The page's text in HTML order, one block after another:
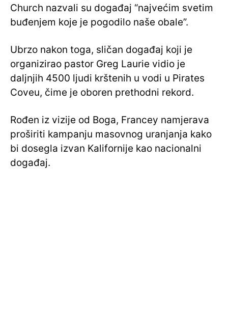
Church nazvali su događaj “najvećim svetim
buđenjem koje je pogodilo naše obale”.
Ubrzo nakon toga, sličan događaj koji je
organizirao pastor Greg Laurie vidio je
daljnjih 4500 ljudi krštenih u vodi u Pirates
Coveu, čime je oboren prethodni rekord.
Rođen iz vizije od Boga, Francey namjerava
proširiti kampanju masovnog uranjanja kako
bi dosegla izvan Kalifornije kao nacionalni
događaj.